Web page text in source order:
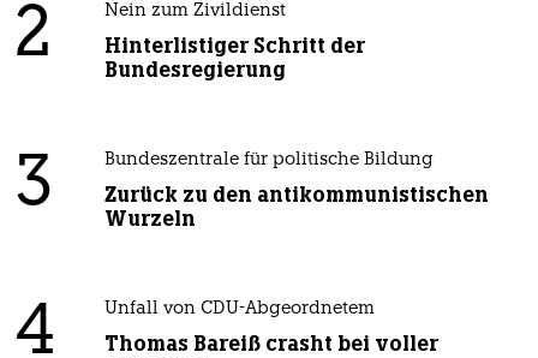
2 Nein zum Zivildienst
Hinterlistiger Schritt der
Bundesregierung
3 Bundeszentrale für politische Bildung
Zurück zu den antikommunistischen
Wurzeln
4 Unfall von CDU-Abgeordnetem
Thomas Bareiß crasht bei voller